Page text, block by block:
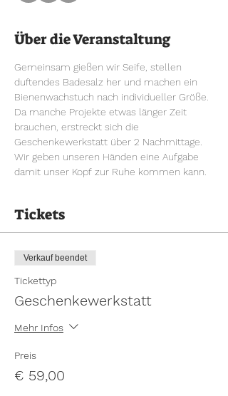
Über die Veranstaltung
Gemeinsam gießen wir Seife, stellen
duftendes Badesalz her und machen ein
Bienenwachstuch nach individueller Größe.
Da manche Projekte etwas länger Zeit
brauchen, erstreckt sich die
Geschenkewerkstatt über 2 Nachmittage.
Wir geben unseren Händen eine Aufgabe
damit unser Kopf zur Ruhe kommen kann.
Tickets
Verkauf beendet
Tickettyp
Geschenkewerkstatt
Mehr Infos
Preis
€ 59,00